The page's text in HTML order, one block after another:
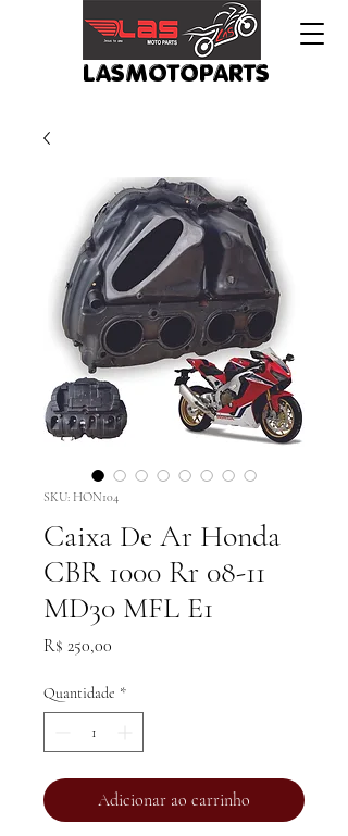
LASMOTOPARTS
SKU: HON104
Caixa De Ar Honda
CBR 1000 Rr 08-11
MD30 MFL E1
R$ 250,00
Quantidade *
Adicionar ao carrinho